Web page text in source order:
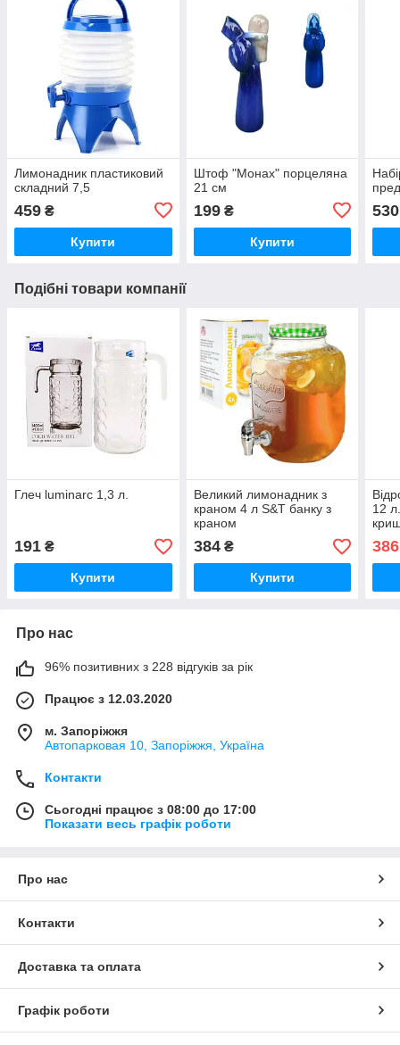
Лимонадник пластиковий
складний 7,5
459 ₴
Купити
Штоф "Монах" порцеляна
21 см
199₴
Купити
530
Подібні товари компанії
Глеч luminarc 1,3 л.
191 ₴
Купити
Великий лимонадник з
краном 4 л S&T банку з
краном
384₴
Купити
12
Про нас
96% позитивних з 228 відгуків за рік
Працює з 12.03.2020
м. Запоріжжя
Автопарковая 10, Запоріжжя, Україна
Контакти
Сьогодні працює з 08:00 до 17:00
Показати весь графік роботи
Про нас
Контакти
Доставка та оплата
Графік роботи